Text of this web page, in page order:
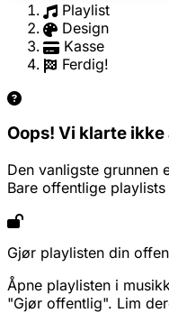
Playlist
Design
Kasse
Ferdig!
Oops! Vi klarte
Den vanligste grunnen
Bare offentlige
Gjør playlisten din
Åpne playlisten i
"Gjør offentlig". Lim